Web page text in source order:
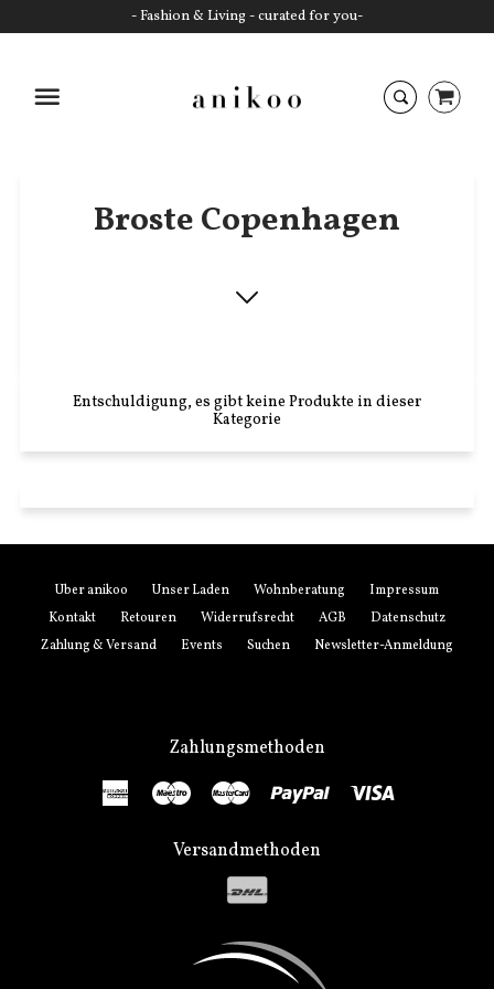
- Fashion & Living - curated for you-
Broste Copenhagen
Entschuldigung, es gibt keine Produkte in dieser
Kategorie
Über anikoo Unser Laden Wohnberatung
Impressum
Kontakt
Retouren Widerrufsrecht AGB
Datenschutz
Zahlung & Versand
Events Suchen Newsletter-Anmeldung
Zahlungsmethoden
American
Express
MaestroMaster Paypal
Versandmethoden